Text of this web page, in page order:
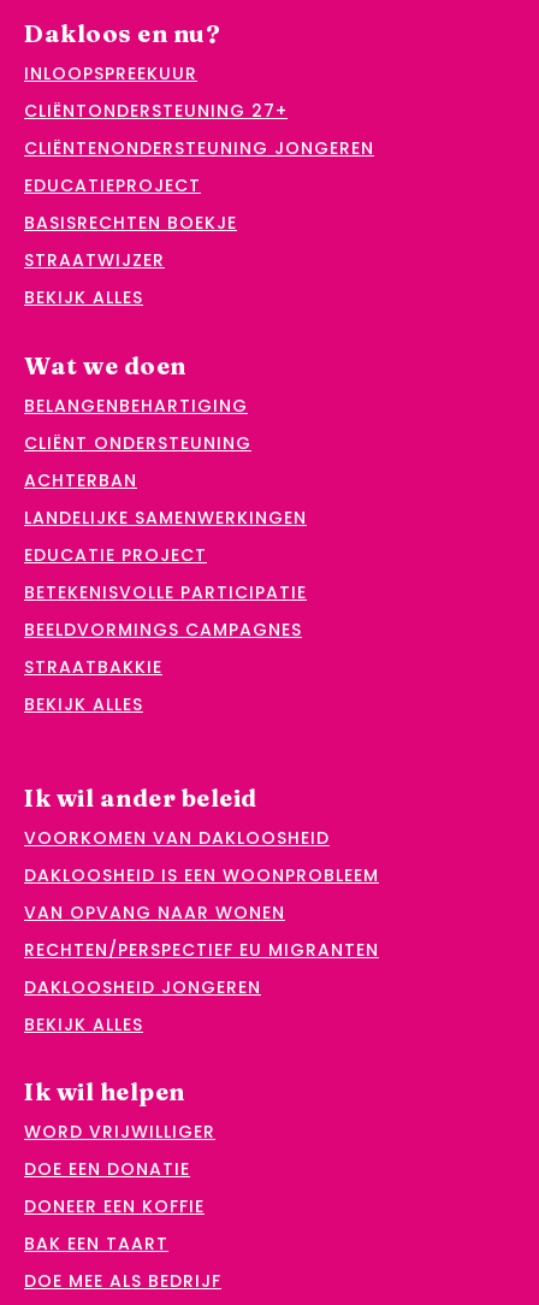
Dakloos en nu?
INLOOPSPREEKUUR
CLIËNTONDERSTEUNING 27+
CLIËNTENONDERSTEUNING JONGEREN
EDUCATIEPROJECT
BASISRECHTEN BOEKJE
STRAATWIJZER
BEKIJK ALLES
Wat we doen
BELANGENBEHARTIGING
CLIËNT ONDERSTEUNING
ACHTERBAN
LANDELIJKE SAMENWERKINGEN
EDUCATIE PROJECT
BETEKENISVOLLE PARTICIPATIE
BEELDVORMINGS CAMPAGNES
STRAATBAKKIE
BEKIJK ALLES
Ik wil ander beleid
VOORKOMEN VAN DAKLOOSHEID
DAKLOOSHEID IS EEN WOONPROBLEEM
VAN OPVANG NAAR WONEN
RECHTEN/PERSPECTIEF EU MIGRANTEN
DAKLOOSHEID JONGEREN
BEKIJK ALLES
Ik wil helpen
WORD VRIJWILLIGER
DOE EEN DONATIE
DONEER EEN KOFFIE
BAK EEN TAART
DOE MEE ALS BEDRIJF